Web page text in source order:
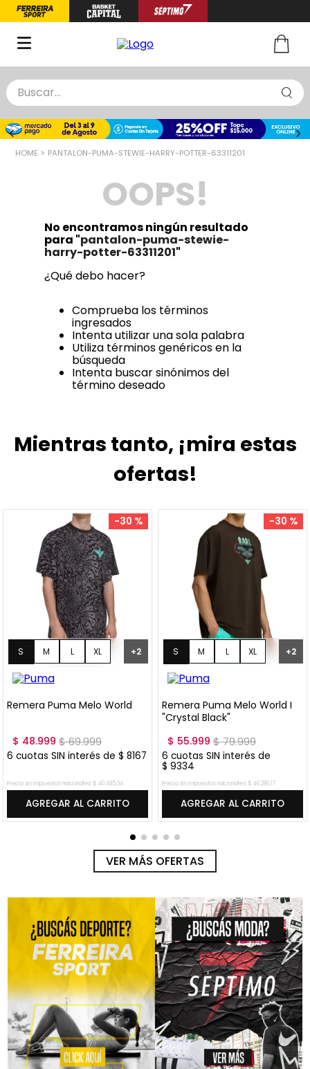
Buscar...
PANTALON-PUMA-STEWIE-HARRY-POTTER-63311201
OOPS!
No encontramos ningún resultado
para "pantalon-puma-stewie-
harry-potter-63311201"
¿Qué debo hacer?
Comprueba los términos
ingresados
Intenta utilizar una sola palabra
Utiliza términos genéricos en la
búsqueda
Intenta buscar sinónimos del
término deseado
Mientras tanto, ¡mira estas
ofertas!
-30 %
S M L XL
XXL
+2
Remera Puma Melo World
$ 48.999 $69.999
6 cuotas SIN interés de $ 8167
Precio sin impuestos nacionales: $ 40.495,04
AGREGAR AL CARRITO
-30 %
S M L XL
XXL
+2
Remera Puma Melo World I
"Crystal Black"
$ 55.999 $79.999
6 cuotas SIN interés de
$ 9334
Precio sin impuestos nacionales: $ 46.280,17
AGREGAR AL CARRITO
VER MÁS OFERTAS
TÉRMINOS MÁS BUSCADOS
1.
zapatillas basquet
chinelas